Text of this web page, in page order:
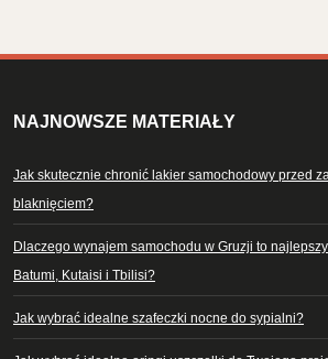
NAJNOWSZE MATERIAŁY
Jak skutecznie chronić lakier samochodowy przed
blaknięciem?
Dlaczego wynajem samochodu w Gruzji to
Batumi, Kutaisi i Tbilisi?
Jak wybrać idealne szafeczki nocne do sypialni?